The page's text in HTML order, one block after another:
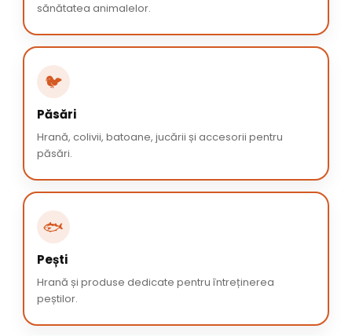
sănătatea animalelor.
🐦
Păsări
Hrană, colivii, batoane, jucării și accesorii pentru
păsări.
🐟
Pești
Hrană și produse dedicate pentru întreținerea
peștilor.